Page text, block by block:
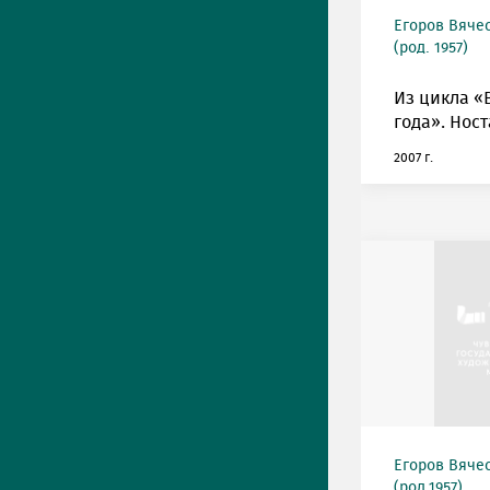
Егоров
(род. 1957)
Из цикла
года».
2007 г.
Егоров